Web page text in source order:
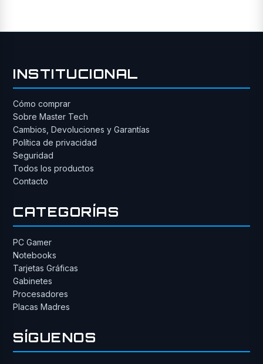
INSTITUCIONAL
Cómo comprar
Sobre Master Tech
Cambios, Devoluciones y Garantías
Política de privacidad
Seguridad
Todos los productos
Contacto
CATEGORÍAS
PC Gamer
Notebooks
Tarjetas Gráficas
Gabinetes
Procesadores
Placas Madres
SÍGUENOS